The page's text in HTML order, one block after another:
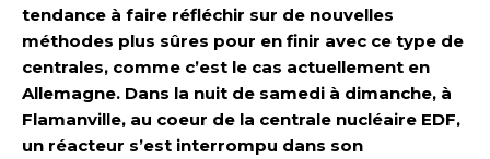
tendance à faire réfléchir sur de nouvelles
méthodes plus sûres pour en finir avec ce type de
centrales, comme c’est le cas actuellement en
Allemagne. Dans la nuit de samedi à dimanche, à
Flamanville, au coeur de la centrale nucléaire EDF,
un réacteur s’est interrompu dans son